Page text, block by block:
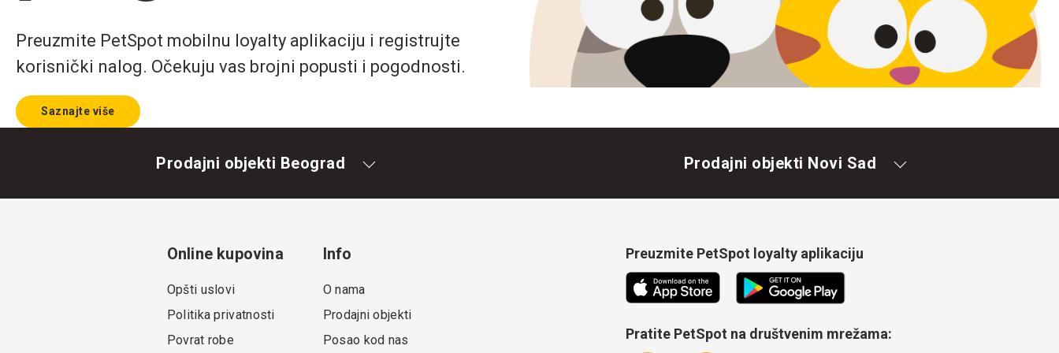
Preuzmite PetSpot mobilnu loyalty aplikaciju i registrujte
korisnički nalog. Očekuju vas brojni popusti i pogodnosti.
Saznajte više
Prodajni objekti Beograd Prodajni objekti Novi Sad
Online kupovina
Opšti uslovi
Politika privatnosti
Povrat robe
Info
O nama
Prodajni objekti
Posao kod nas
Preuzmite PetSpot loyalty aplikaciju
Pratite PetSpot na društvenim mrežama: